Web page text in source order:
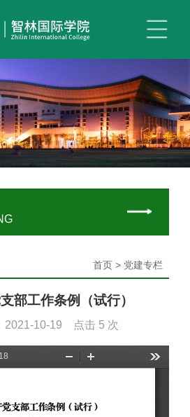
首页 > 党建专栏
部工作条例（试行）
2021-10-19 点击 5 次